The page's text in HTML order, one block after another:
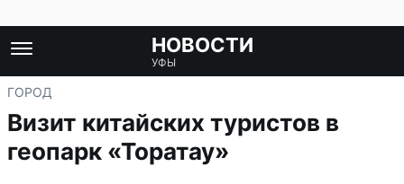
НОВОСТИ
УФЫ
ГОРОД
Визит китайских туристов в
геопарк «Торатау»